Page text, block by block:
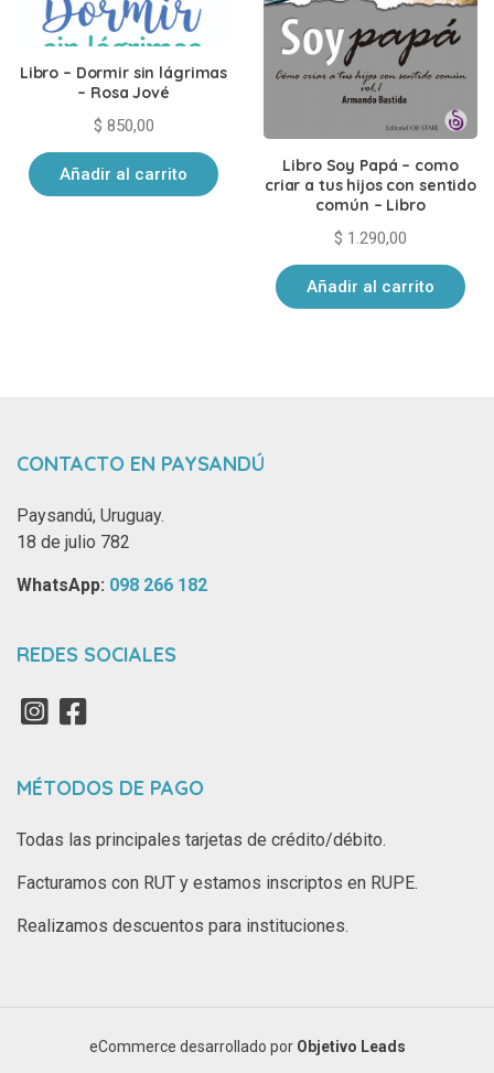
Libro – Dormir sin lágrimas
– Rosa Jové
$ 850,00
Añadir al carrito
Libro Soy Papá – como
criar a tus hijos con sentido
común – Libro
$ 1.290,00
Añadir al carrito
CONTACTO EN PAYSANDÚ
Paysandú, Uruguay.
18 de julio 782
WhatsApp: ‪ 098 266 182‬
REDES SOCIALES
MÉTODOS DE PAGO
Todas las principales tarjetas de crédito/débito.
Facturamos con RUT y estamos inscriptos en RUPE.
Realizamos descuentos para instituciones.
eCommerce desarrollado por Objetivo Leads